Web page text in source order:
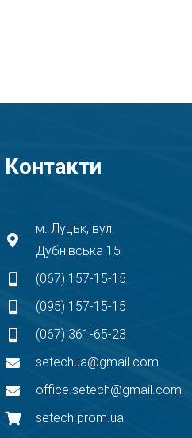
Контакти
м. Луцьк, вул.
Дубнівська 15
(067) 157-15-15
(095) 157-15-15
(067) 361-65-23
setechua@gmail.com
office.setech@gmail.com
setech.prom.ua